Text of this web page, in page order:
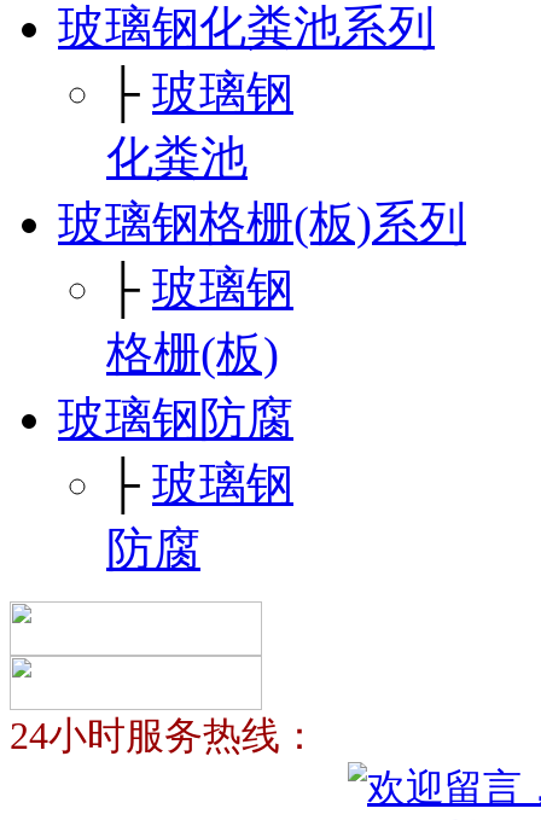
玻璃钢化粪池系列
├ 玻璃钢
化粪池
玻璃钢格栅(板)系列
├ 玻璃钢
格栅(板)
玻璃钢防腐
├ 玻璃钢
防腐
24小时服务热线：